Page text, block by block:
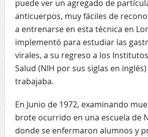
puede ver un agregado de
anticuerpos, muy fáciles de
a entrenarse en esta técnica en
implementó para estudiar las
virales, a su regreso a los
Salud (NIH por sus siglas en
trabajaba.
En Junio de 1972, examinando
brote ocurrido en una escuela de
donde se enfermaron alumnos y